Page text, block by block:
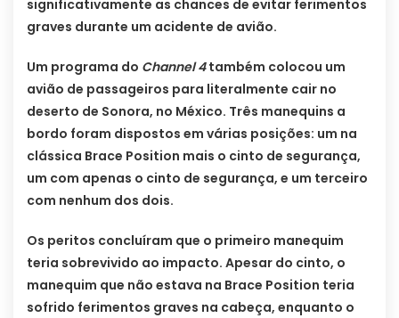
significativamente as chances de evitar ferimentos
graves durante um acidente de avião.
Um programa do Channel 4também colocou um
avião de passageiros para literalmente cair no
deserto de Sonora, no México. Três manequins a
bordo foram dispostos em várias posições: um na
clássica Brace Position mais o cinto de segurança,
um com apenas o cinto de segurança, e um terceiro
com nenhum dos dois.
Os peritos concluíram que o primeiro manequim
teria sobrevivido ao impacto. Apesar do cinto, o
manequim que não estava na Brace Position teria
sofrido ferimentos graves na cabeça, enquanto o